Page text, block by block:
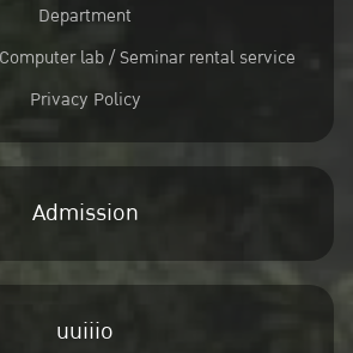
Department
lab / Seminar rental service
Privacy Policy
Admission
uuiiio